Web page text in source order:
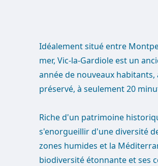
Idéalement situé entre
mer, Vic-la-Gardiole est un
année de nouveaux
préservé, à seulement 20
Riche d'un patrimoine
s'enorgueillir d'une diversité
zones humides et la
biodiversité étonnante et ses